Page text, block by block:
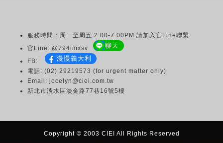
服務時間：周一至周五 2:00-7:00PM 請加入官Line聯繫
官Line: @794imxsv
聊天
FB: 漫慢義大利
電話: (02) 29219573 (for urgent matter only)
Email: jocelyn@ciei.com.tw
新北市淡水區淡金路77巷16號5樓
Copyright © 2003 CIEI All Rights Reserved